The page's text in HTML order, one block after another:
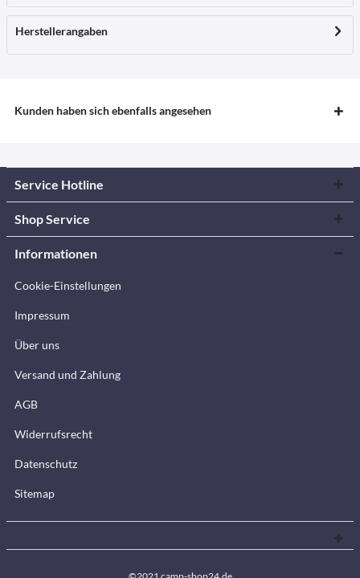
Herstellerangaben
Kunden haben sich ebenfalls angesehen
Service Hotline
Shop Service
Informationen
Cookie-Einstellungen
Impressum
Über uns
Versand und Zahlung
AGB
Widerrufsrecht
Datenschutz
Sitemap